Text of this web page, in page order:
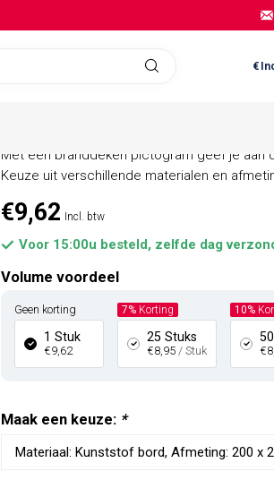
€
Met een branddeken pictogram geef je aan
Keuze uit verschillende materialen en
€9,62 Incl. btw
Voor 15:00u besteld, zelfde dag
Volume voordeel
Geen korting
1 Stuk
€9,62
7% Korting
25 Stuks
€8,95 / Stuk
10%
Maak een keuze: *